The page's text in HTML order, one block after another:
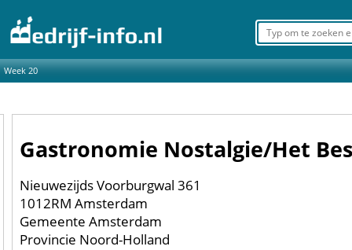
Week 20
Gastronomie Nostalgie/Het
Nieuwezijds Voorburgwal 361
1012RM Amsterdam
Gemeente Amsterdam
Provincie Noord-Holland